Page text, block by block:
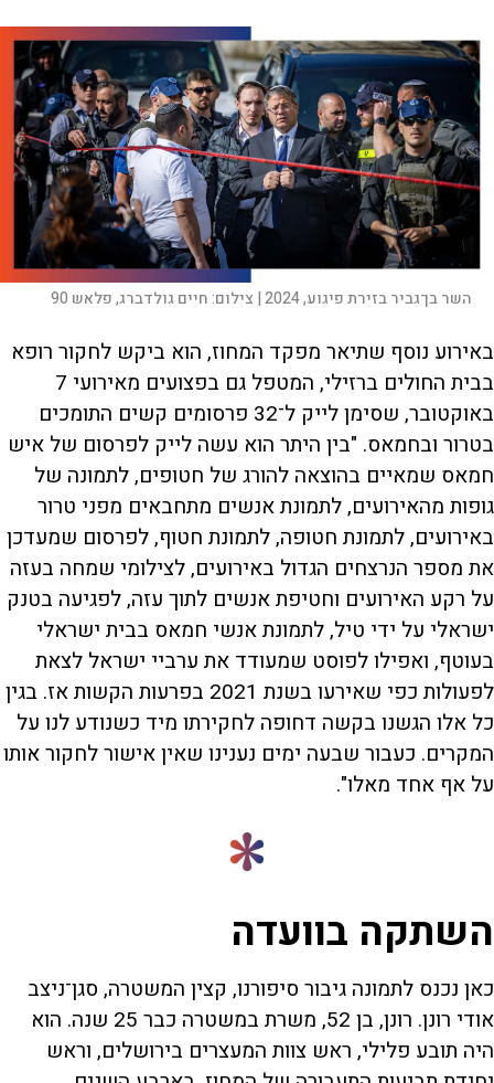
השר בן־גביר בזירת פיגוע, 2024 | צילום:חיים גולדברג, פלאש 90
באירוע נוסף שתיאר מפקד המחוז, הוא ביקש לחקור רופא
בבית החולים ברזילי, המטפל גם בפצועים מאירועי 7
באוקטובר, שסימן לייק ל־32 פרסומים קשים התומכים
בטרור ובחמאס. "בין היתר הוא עשה לייק לפרסום של איש
חמאס שמאיים בהוצאה להורג של חטופים, לתמונה של
גופות מהאירועים, לתמונת אנשים מתחבאים מפני טרור
באירועים, לתמונת חטופה, לתמונת חטוף, לפרסום שמעדכן
את מספר הנרצחים הגדול באירועים, לצילומי שמחה בעזה
על רקע האירועים וחטיפת אנשים לתוך עזה, לפגיעה בטנק
ישראלי על ידי טיל, לתמונת אנשי חמאס בבית ישראלי
בעוטף, ואפילו לפוסט שמעודד את ערביי ישראל לצאת
לפעולות כפי שאירעו בשנת 2021 בפרעות הקשות אז. בגין
כל אלו הגשנו בקשה דחופה לחקירתו מיד כשנודע לנו על
המקרים. כעבור שבעה ימים נענינו שאין אישור לחקור אותו
על אף אחד מאלו".
השתקה בוועדה
כאן נכנס לתמונה גיבור סיפורנו, קצין המשטרה, סגן־ניצב
אודי רונן. רונן, בן 52, משרת במשטרה כבר 25 שנה. הוא
היה תובע פלילי, ראש צוות המעצרים בירושלים, וראש